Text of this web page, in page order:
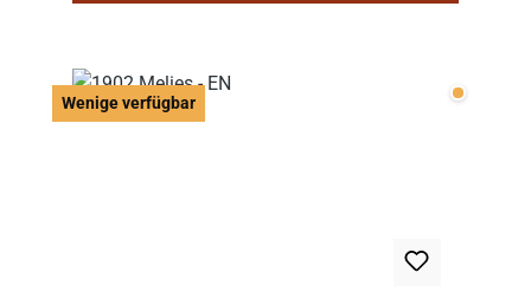
Wenige verfügbar Wenige